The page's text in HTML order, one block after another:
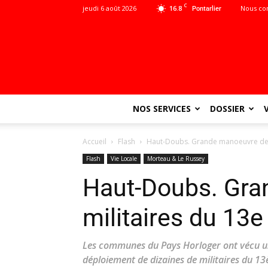
16.8 C Pontarlier
jeudi 6 août 2026 Nous
NOS SERVICES DOSSIER
Accueil Flash Haut-Doubs. Grande manoeuvre
Flash Vie Locale Morteau & Le Russey
Haut-Doubs.
militaires du 13e
Les communes du Pays Horloger ont
déploiement de dizaines de militaires du